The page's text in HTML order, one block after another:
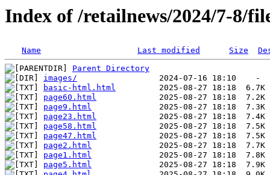
Index of /retailnews/2024/7-8/
Name Last modified Size
Parent Directory
images/
basic-html.html
page60.html
page9.html
page23.html
page58.html
page47.html
page2.html
page1.html
page5.html